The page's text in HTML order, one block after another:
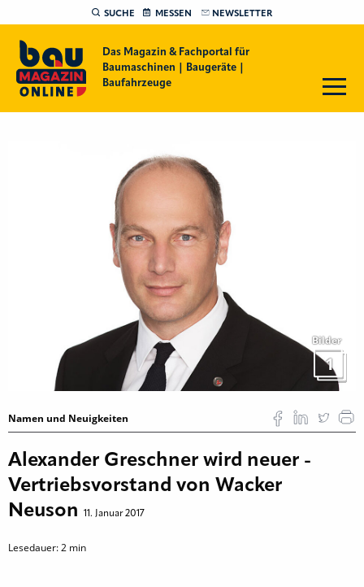
SUCHE MESSEN NEWSLETTER
Das Magazin & Fachportal für
Baumaschinen | Baugeräte |
Baufahrzeuge
Bilder
1
Namen und Neuigkeiten
Alexander Greschner wird neuer ­
Vertriebsvorstand von Wacker
Neuson
11. Januar 2017
Lesedauer:2 min